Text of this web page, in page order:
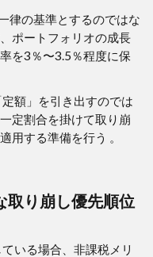
律の基準とするのではな
ポートフォリオの成長
を3％〜3.5％程度に保
額」を引き出すのでは
定割合を掛けて取り崩
用する準備を行う 。
取り崩し優先順位
いる場合、非課税メリ